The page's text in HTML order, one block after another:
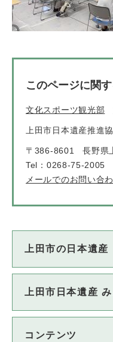
このページに関
文化スポーツ観光部
上田市日本遺産推進
〒386-8601
長野県
Tel：0268-75-2005
メールでのお問い合
上田市の日本遺産
上田市日本遺産
コンテンツ